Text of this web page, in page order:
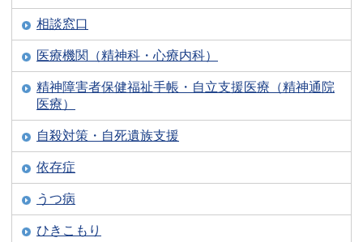
相談窓口
医療機関（精神科・心療内科）
精神障害者保健福祉手帳・自立支援医療（精神通院
医療）
自殺対策・自死遺族支援
依存症
うつ病
ひきこもり